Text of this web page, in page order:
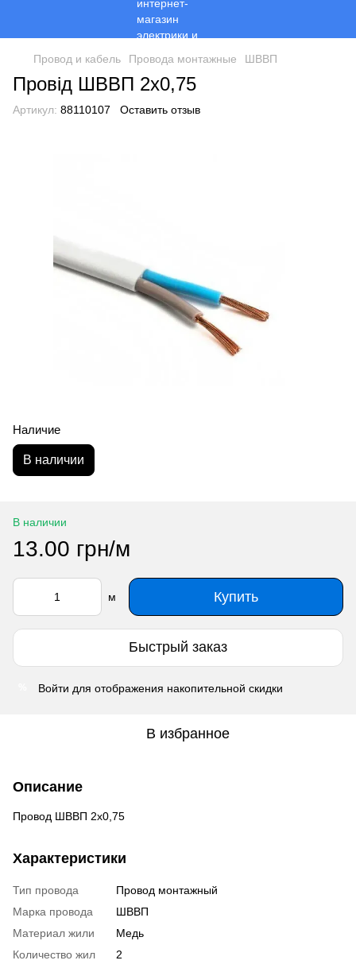
Провод и кабель Провода монтажные ШВВП
Провід ШВВП 2х0,75
Артикул: 88110107 Оставить отзыв
Наличие
В наличии
В наличии
13.00 грн/м
м Купить
Быстрый заказ
Войти для отображения накопительной скидки
В избранное
Описание
Провод ШВВП 2х0,75
Характеристики
Тип провода
Провод монтажный
Марка провода
ШВВП
Материал жили
Медь
Количество жил
2